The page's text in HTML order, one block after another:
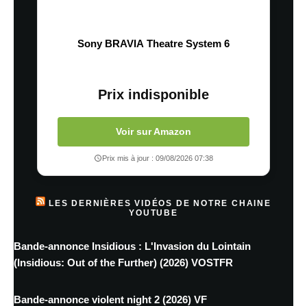
Sony BRAVIA Theatre System 6
Prix indisponible
Voir sur Amazon
Prix mis à jour : 09/08/2026 07:38
LES DERNIÈRES VIDÉOS DE NOTRE CHAINE
YOUTUBE
Bande-annonce Insidious : L'Invasion du Lointain
(Insidious: Out of the Further) (2026) VOSTFR
Bande-annonce violent night 2 (2026) VF